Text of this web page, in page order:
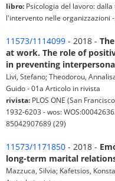
libro: Psicologia del lavoro:
l'intervento nelle organizzazioni
11573/1114099 - 2018 -
at work. The role of
in preventing
Livi, Stefano; Theodorou,
Guido - 01a Articolo in rivista
rivista: PLOS ONE (San
1932-6203 - wos:
85042907689 (29)
11573/1171850 - 2018 -
long-term marital
Mazzuca, Silvia; Kafetsios,